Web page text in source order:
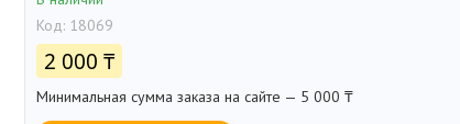
Код: 18069
2 000 ₸
Минимальная сумма заказа на сайте — 5 000 ₸